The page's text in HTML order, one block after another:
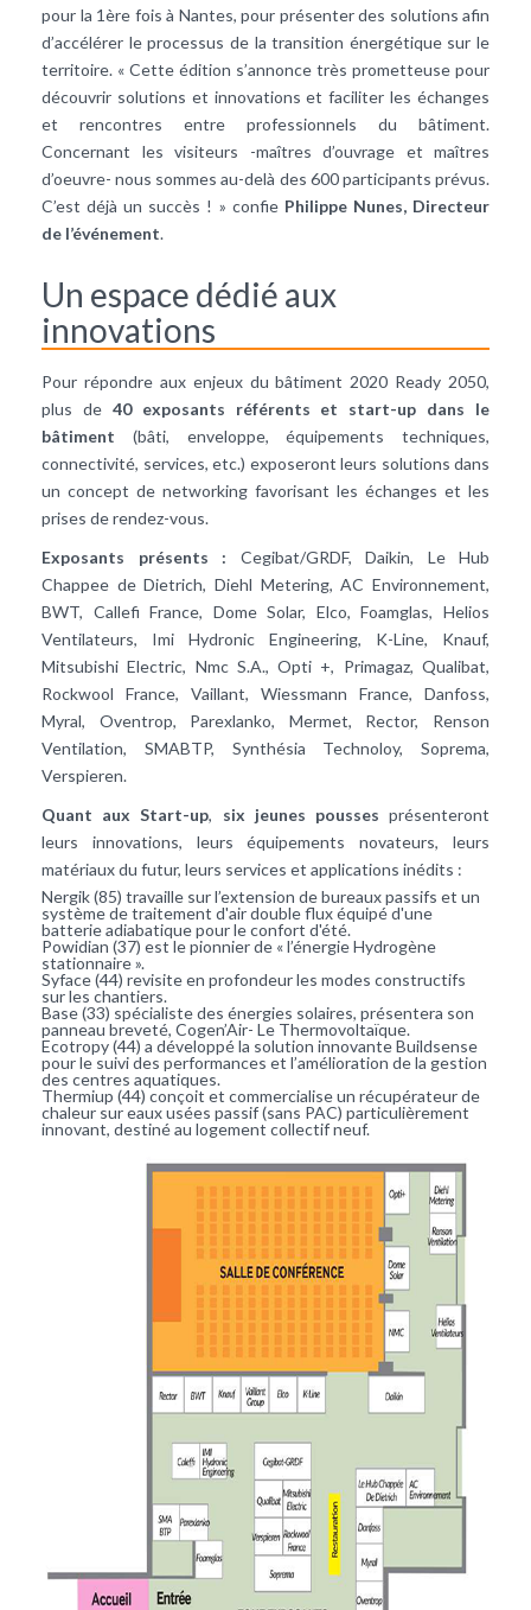
pour la 1ère fois à Nantes, pour présenter des solutions afin
d’accélérer le processus de la transition énergétique sur le
territoire. « Cette édition s’annonce très prometteuse pour
découvrir solutions et innovations et faciliter les échanges
et rencontres entre professionnels du bâtiment.
Concernant les visiteurs -maîtres d’ouvrage et maîtres
d’oeuvre- nous sommes au-delà des 600 participants prévus.
C’est déjà un succès ! » confiePhilippe Nunes, Directeur
de l’événement.
Un espace dédié aux
innovations
Pour répondre aux enjeux du bâtiment 2020 Ready 2050,
plus de 40 exposants référents et start-up dans le
bâtiment (bâti, enveloppe, équipements techniques,
connectivité, services, etc.) exposeront leurs solutions dans
un concept de networking favorisant les échanges et les
prises de rendez-vous.
Exposants présents : Cegibat/GRDF, Daikin, Le Hub
Chappee de Dietrich, Diehl Metering, AC Environnement,
BWT, Callefi France, Dome Solar, Elco, Foamglas, Helios
Ventilateurs, Imi Hydronic Engineering, K-Line, Knauf,
Mitsubishi Electric, Nmc S.A., Opti +, Primagaz, Qualibat,
Rockwool France, Vaillant, Wiessmann France, Danfoss,
Myral, Oventrop, Parexlanko, Mermet, Rector, Renson
Ventilation, SMABTP, Synthésia Technoloy, Soprema,
Verspieren.
Quant aux Start-up, six jeunes pousses présenteront
leurs innovations, leurs équipements novateurs, leurs
matériaux du futur, leurs services et applications inédits :
Nergik (85) travaille sur l’extension de bureaux passifs et un
système de traitement d'air double flux équipé d'une
batterie adiabatique pour le confort d'été.
Powidian (37) est le pionnier de « l’énergie Hydrogène
stationnaire ».
Syface (44) revisite en profondeur les modes constructifs
sur les chantiers.
Base (33) spécialiste des énergies solaires, présentera son
panneau breveté, Cogen’Air- Le Thermovoltaïque.
Ecotropy (44) a développé la solution innovante Buildsense
pour le suivi des performances et l’amélioration de la gestion
des centres aquatiques.
Thermiup (44) conçoit et commercialise un récupérateur de
chaleur sur eaux usées passif (sans PAC) particulièrement
innovant, destiné au logement collectif neuf.